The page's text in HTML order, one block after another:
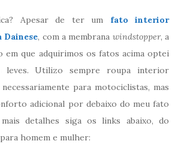
Apesar de ter um fato interior
, com a membrana windstopper, a
em que adquirimos os fatos acima optei
leves. Utilizo sempre roupa interior
para motociclistas, mas
adicional por debaixo do meu fato
detalhes siga os links abaixo, do
homem e mulher: